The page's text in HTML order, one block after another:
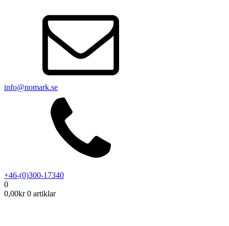
info@nomark.se
+46-(0)300-17340
0
0,00kr 0 artiklar